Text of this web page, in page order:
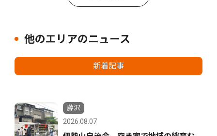
他のエリアのニュース
新着記事
藤沢
2026.08.07